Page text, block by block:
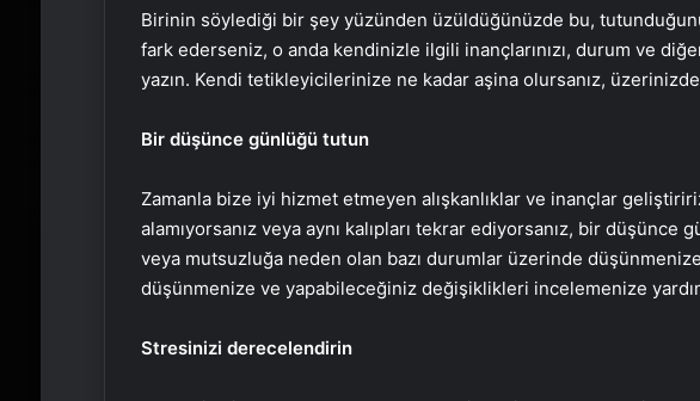
Birinin söylediği bir şey yüzünden üzüldüğünüzde bu,
fark ederseniz, o anda kendinizle ilgili inançlarınızı, durum ve
yazın. Kendi tetikleyicilerinize ne kadar aşina olursanız,
Bir düşünce günlüğü tutun
Zamanla bize iyi hizmet etmeyen alışkanlıklar ve inançlar
alamıyorsanız veya aynı kalıpları tekrar ediyorsanız, bir düşünce
veya mutsuzluğa neden olan bazı durumlar üzerinde
düşünmenize ve yapabileceğiniz değişiklikleri incelemenize
Stresinizi derecelendirin